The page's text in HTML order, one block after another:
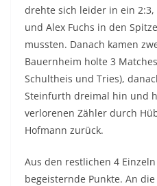
drehte sich leider in ein
und Alex Fuchs in den
mussten. Danach kamen
Bauernheim holte 3
Schultheis und Tries),
Steinfurth dreimal hin und
verlorenen Zähler durch
Hofmann zurück.
Aus den restlichen 4
begeisternde Punkte. An